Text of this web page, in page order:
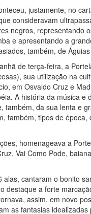
justamente, no
consideravam
negros,
e apresentando a
também, de
de terça-feira, a
sua utilização na
em Osvaldo Cruz e
A história da música
também, da sua lenta e
também, tipos de
homenageava a
Vai Como Pode,
cantaram o bonito
destaque a forte
assim, em novo
as fantasias